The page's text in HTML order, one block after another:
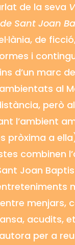
de la seva
Sant Joan
de
i
d’un marc
al
però
l’ambient
pròxima a
combinen
Joan
menjars,
acudits,
per a